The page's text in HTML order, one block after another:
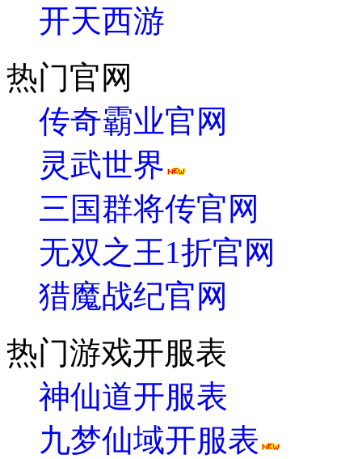
开天西游
热门官网
传奇霸业官网
灵武世界
三国群将传官网
无双之王1折官网
猎魔战纪官网
热门游戏开服表
神仙道开服表
九梦仙域开服表